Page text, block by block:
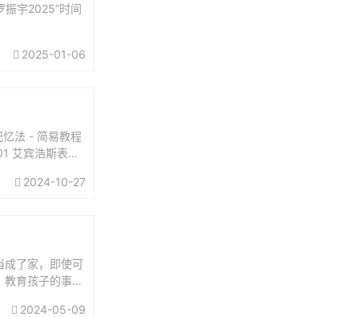
振宇2025“时间
2025-01-06
法 - 简易教程
艾宾浩斯表格
2024-10-27
成了家，即使可
育孩子的事，
2024-05-09